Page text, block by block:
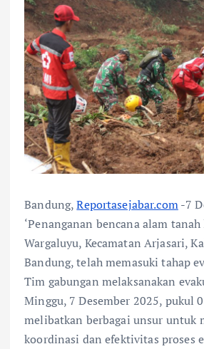
Bandung,Reportasejabar.com-7
‘Penanganan bencana alam
Wargaluyu, Kecamatan Arjasari,
Bandung, telah memasuki tahap
Tim gabungan melaksanakan
Minggu, 7 Desember 2025, pukul
melibatkan berbagai unsur untuk
koordinasi dan efektivitas proses